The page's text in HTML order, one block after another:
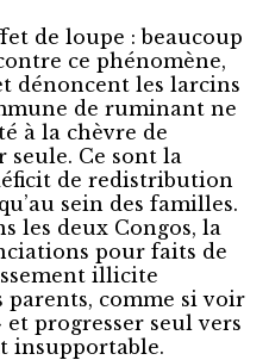
de loupe : beaucoup
ce phénomène,
dénoncent les larcins
de ruminant ne
à la chèvre de
seule. Ce sont la
de redistribution
sein des familles.
les deux Congos, la
pour faits de
illicite
comme si voir
et progresser seul vers
insupportable.